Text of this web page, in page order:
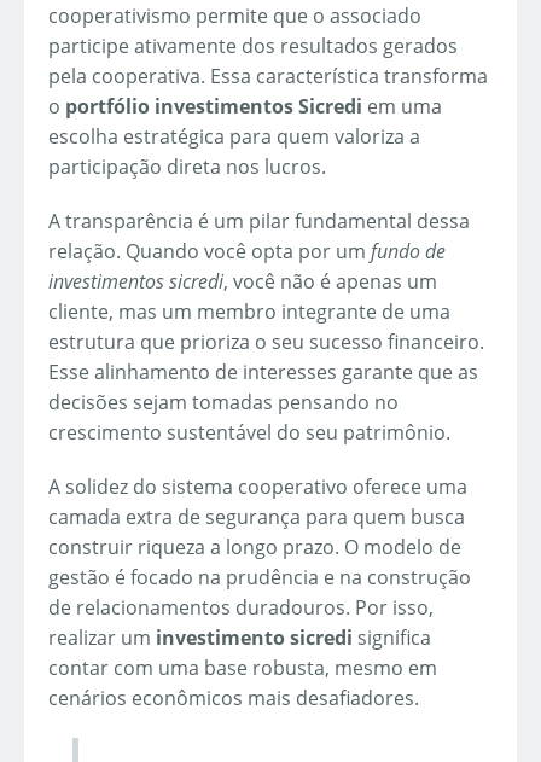
cooperativismo permite que o associado
participe ativamente dos resultados gerados
pela cooperativa. Essa característica transforma
o portfólio investimentos Sicredi em uma
escolha estratégica para quem valoriza a
participação direta nos lucros.
A transparência é um pilar fundamental dessa
relação. Quando você opta por um fundo de
investimentos sicredi, você não é apenas um
cliente, mas um membro integrante de uma
estrutura que prioriza o seu sucesso financeiro.
Esse alinhamento de interesses garante que as
decisões sejam tomadas pensando no
crescimento sustentável do seu patrimônio.
A solidez do sistema cooperativo oferece uma
camada extra de segurança para quem busca
construir riqueza a longo prazo. O modelo de
gestão é focado na prudência e na construção
de relacionamentos duradouros. Por isso,
realizar um investimento sicredi significa
contar com uma base robusta, mesmo em
cenários econômicos mais desafiadores.